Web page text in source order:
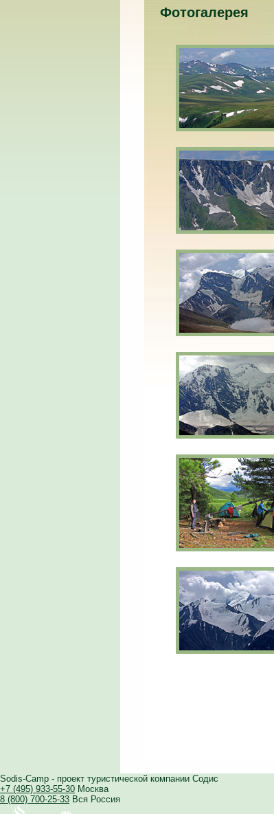
Фотогалерея
Sodis-Camp - проект туристической компании Содис
+7 (495) 933-55-30 Москва
8 (800) 700-25-33 Вся Россия